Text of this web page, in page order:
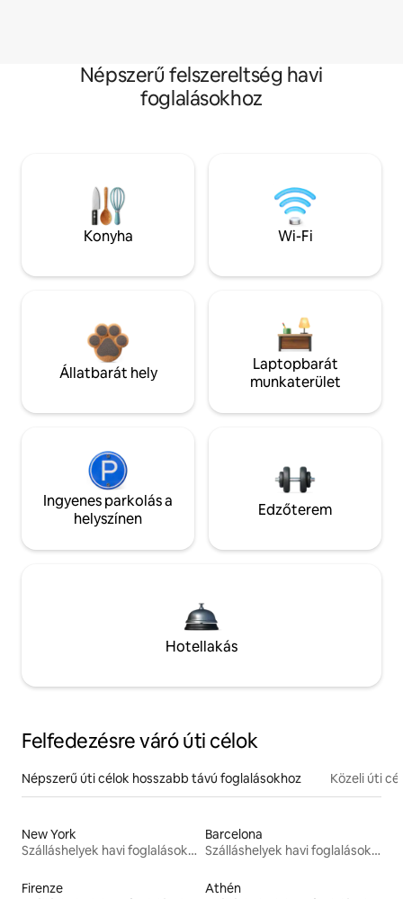
Népszerű felszereltség havi
foglalásokhoz
Konyha Wi-Fi
Állatbarát hely
Laptopbarát
munkaterület
Ingyenes parkolás a
helyszínen
Edzőterem
Hotellakás
Felfedezésre váró úti célok
Népszerű úti célok hosszabb távú foglalásokhoz Közeli úti
New York
Szálláshelyek havi foglalásokhoz
Barcelona
Szálláshelyek havi foglalásokhoz
Firenze
Athén